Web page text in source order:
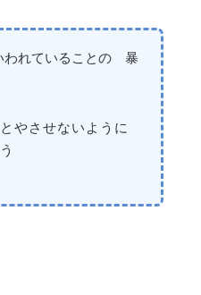
れていることの 暴
やさせないように